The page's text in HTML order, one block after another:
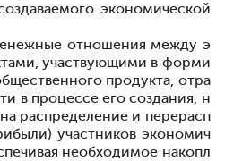
экономической
отношения между э
участвующими в форми
продукта, отра
в процессе его создания, н
распределение и перерасп
участников экономич
необходимое накопл